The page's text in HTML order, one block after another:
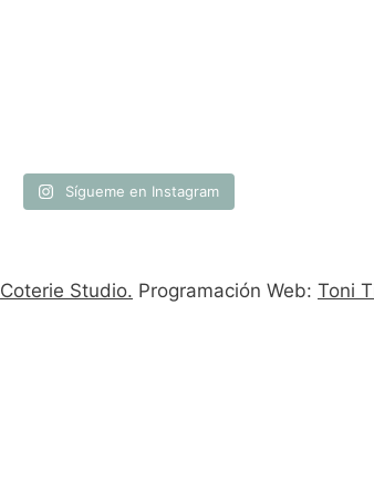
Sígueme en Instagram
Coterie Studio. Programación Web: Toni